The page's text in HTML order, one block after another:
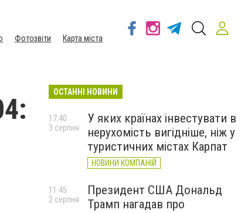
Фотозвіти Карта міста
ОСТАННІ НОВИНИ
У яких країнах інвестувати в
нерухомість вигідніше, ніж у
туристичних містах Карпат
НОВИНИ КОМПАНІЙ
17:40
3 серпня
Президент США Дональд
Трамп нагадав про
11:45
2 серпня